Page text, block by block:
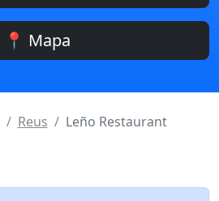
📍 Mapa
Reus Leño Restaurant